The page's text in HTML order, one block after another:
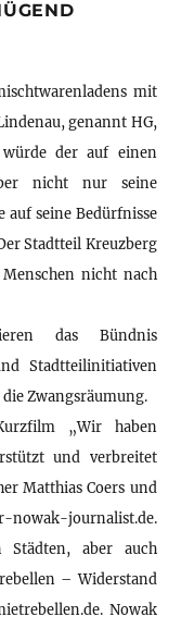
mit
genannt HG,
der auf einen
nicht nur seine
seine Bedürfnisse
Stadtteil Kreuzberg
nicht nach
das Bündnis
Stadtteilinitiativen
Zwangsräumung.
„Wir haben
und verbreitet
Matthias Coers und
journalist.de.
Städten, aber auch
– Widerstand
Nowak